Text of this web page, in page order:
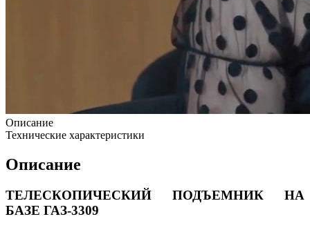
Описание
Технические характеристики
Описание
ТЕЛЕСКОПИЧЕСКИЙ ПОДЪЕМНИК НА
БАЗЕ ГАЗ-3309